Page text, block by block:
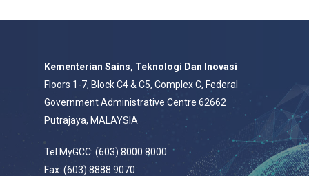
Kementerian Sains, Teknologi Dan Inovasi
Floors 1-7, Block C4 & C5, Complex C, Federal
Government Administrative Centre 62662
Putrajaya, MALAYSIA
Tel MyGCC: (603) 8000 8000
Fax: (603) 8888 9070